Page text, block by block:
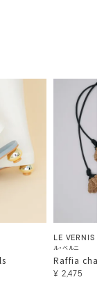
LE VERNIS
ル・ベルニ
Raffia
¥ 2,475